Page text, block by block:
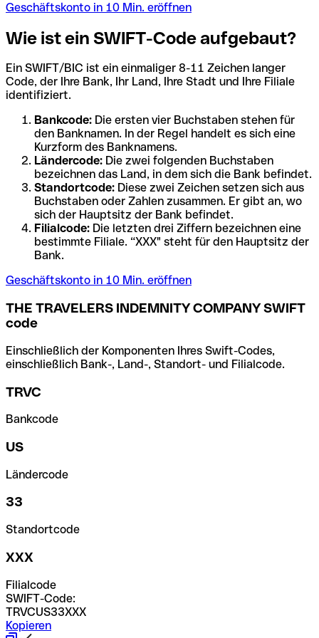
Geschäftskonto in 10 Min. eröffnen
Wie ist ein SWIFT-Code aufgebaut?
Ein SWIFT/BIC ist ein einmaliger 8-11 Zeichen langer
Code, der Ihre Bank, Ihr Land, Ihre Stadt und Ihre Filiale
identifiziert.
Bankcode: Die ersten vier Buchstaben stehen für
den Banknamen. In der Regel handelt es sich eine
Kurzform des Banknamens.
Ländercode: Die zwei folgenden Buchstaben
bezeichnen das Land, in dem sich die Bank befindet.
Standortcode: Diese zwei Zeichen setzen sich aus
Buchstaben oder Zahlen zusammen. Er gibt an, wo
sich der Hauptsitz der Bank befindet.
Filialcode: Die letzten drei Ziffern bezeichnen eine
bestimmte Filiale. “XXX" steht für den Hauptsitz der
Bank.
Geschäftskonto in 10 Min. eröffnen
THE TRAVELERS INDEMNITY COMPANY SWIFT
code
Einschließlich der Komponenten Ihres Swift-Codes,
einschließlich Bank-, Land-, Standort- und Filialcode.
TRVC
Bankcode
US
Ländercode
33
Standortcode
XXX
Filialcode
SWIFT-Code:
TRVCUS33XXX
Kopieren